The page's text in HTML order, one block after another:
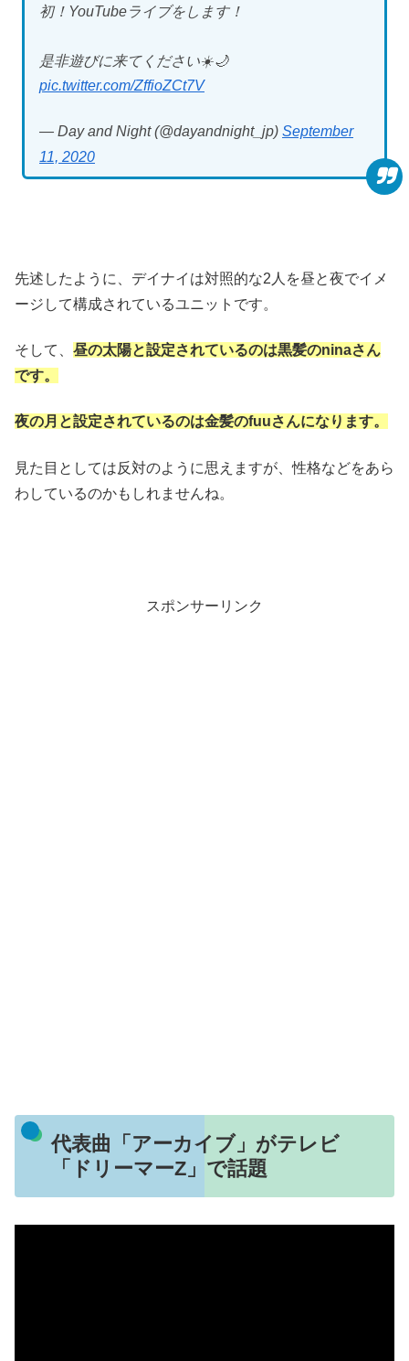
初！YouTubeライブをします！
是非遊びに来てください☀️🌙
pic.twitter.com/ZffioZCt7V
— Day and Night (@dayandnight_jp) September
11, 2020
先述したように、デイナイは対照的な2人を昼と夜でイメ
ージして構成されているユニットです。
そして、 昼の太陽と設定されているのは黒髪のninaさん
です。
夜の月と設定されているのは金髪のfuuさんになります。
見た目としては反対のように思えますが、性格などをあら
わしているのかもしれませんね。
スポンサーリンク
代表曲「アーカイブ」がテレビ
「ドリーマーZ」で話題